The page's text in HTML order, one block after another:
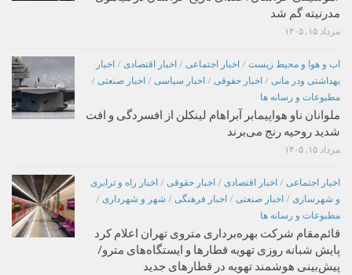
مدرنیته گم شد
مرداد ۱۵, ۱۴۰۵
اب و هوا و محیط زیست / اخبار اجتماعی / اخبار اقتصادی / اخبار
بهداشتی ودر مانی / اخبار حقوقی / اخبار سیاسی / اخبار صنعتی /
مطبوعات و رسانه ها
ملوانان ناو هواپیمابر آبراهام لینکلن از افسردگی و افت
شدید روحیه رنج می‌برند
مرداد ۱۵, ۱۴۰۵
اخبار اجتماعی / اخبار اقتصادی / اخبار حقوقی / اخبار راه و ترابری
و شهرسازی / اخبار صنعتی / اخبار فرهنگی / شهر و شهرداری /
مطبوعات و رسانه ها
قائم‌مقام شرکت بهره‌برداری متروی تهران اعلام کرد
پایش شبانه روزی تهویه قطارها و ایستگاه‌های مترو/
پیش‌بینی هوشمند تهویه در قطارهای جدید